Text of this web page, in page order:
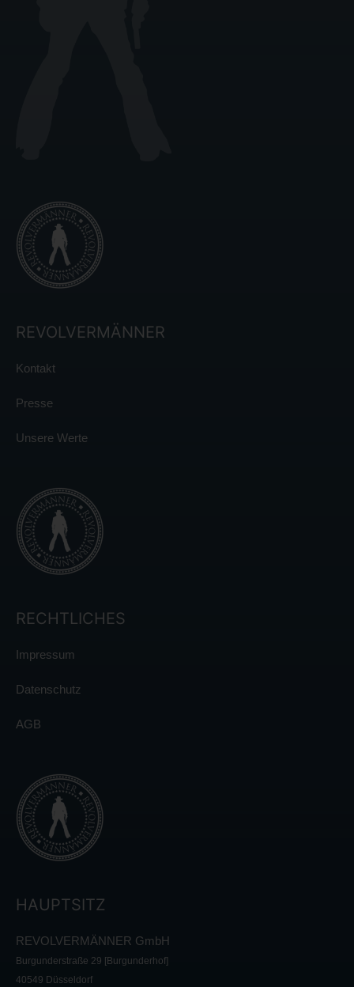
REVOLVERMÄNNER
Kontakt
Presse
Unsere Werte
RECHTLICHES
Impressum
Datenschutz
AGB
HAUPTSITZ
REVOLVERMÄNNER GmbH
Burgunderstraße 29 [Burgunderhof]
40549 Düsseldorf